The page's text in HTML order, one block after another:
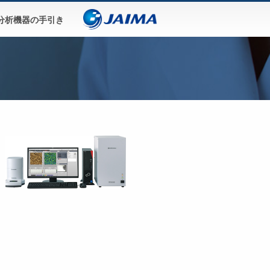
析機器の手引き